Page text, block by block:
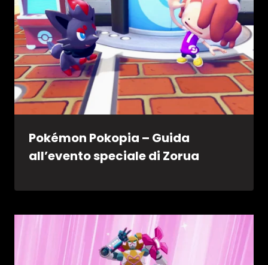
Pokémon Pokopia – Guida
all’evento speciale di Zorua